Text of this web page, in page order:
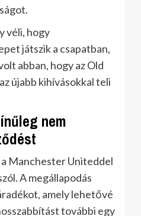
véli, hogy
játszik a csapatban,
abban, hogy az Old
újabb kihívásokkal teli
nem
Manchester Uniteddel
A megállapodás
amely lehetővé
további egy